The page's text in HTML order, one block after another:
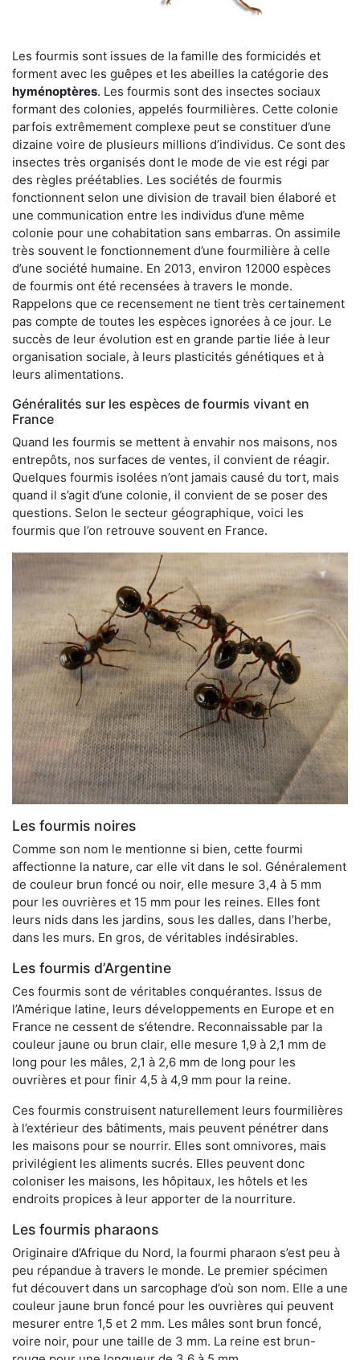
Les fourmis sont issues de la famille des formicidés et
forment avec les guêpes et les abeilles la catégorie des
hyménoptères. Les fourmis sont des insectes sociaux
formant des colonies, appelés fourmilières. Cette colonie
parfois extrêmement complexe peut se constituer d’une
dizaine voire de plusieurs millions d’individus. Ce sont des
insectes très organisés dont le mode de vie est régi par
des règles préétablies. Les sociétés de fourmis
fonctionnent selon une division de travail bien élaboré et
une communication entre les individus d’une même
colonie pour une cohabitation sans embarras. On assimile
très souvent le fonctionnement d’une fourmilière à celle
d’une société humaine. En 2013, environ 12000 espèces
de fourmis ont été recensées à travers le monde.
Rappelons que ce recensement ne tient très certainement
pas compte de toutes les espèces ignorées à ce jour. Le
succès de leur évolution est en grande partie liée à leur
organisation sociale, à leurs plasticités génétiques et à
leurs alimentations.
Généralités sur les espèces de fourmis vivant en
France
Quand les fourmis se mettent à envahir nos maisons, nos
entrepôts, nos surfaces de ventes, il convient de réagir.
Quelques fourmis isolées n’ont jamais causé du tort, mais
quand il s’agit d’une colonie, il convient de se poser des
questions. Selon le secteur géographique, voici les
fourmis que l’on retrouve souvent en France.
Les fourmis noires
Comme son nom le mentionne si bien, cette fourmi
affectionne la nature, car elle vit dans le sol. Généralement
de couleur brun foncé ou noir, elle mesure 3,4 à 5 mm
pour les ouvrières et 15 mm pour les reines. Elles font
leurs nids dans les jardins, sous les dalles, dans l’herbe,
dans les murs. En gros, de véritables indésirables.
Les fourmis d’Argentine
Ces fourmis sont de véritables conquérantes. Issus de
l’Amérique latine, leurs développements en Europe et en
France ne cessent de s’étendre. Reconnaissable par la
couleur jaune ou brun clair, elle mesure 1,9 à 2,1 mm de
long pour les mâles, 2,1 à 2,6 mm de long pour les
ouvrières et pour finir 4,5 à 4,9 mm pour la reine.
Ces fourmis construisent naturellement leurs fourmilières
à l’extérieur des bâtiments, mais peuvent pénétrer dans
les maisons pour se nourrir. Elles sont omnivores, mais
privilégient les aliments sucrés. Elles peuvent donc
coloniser les maisons, les hôpitaux, les hôtels et les
endroits propices à leur apporter de la nourriture.
Les fourmis pharaons
Originaire d’Afrique du Nord, la fourmi pharaon s’est peu à
peu répandue à travers le monde. Le premier spécimen
fut découvert dans un sarcophage d’où son nom. Elle a une
couleur jaune brun foncé pour les ouvrières qui peuvent
mesurer entre 1,5 et 2 mm. Les mâles sont brun foncé,
voire noir, pour une taille de 3 mm. La reine est brun-